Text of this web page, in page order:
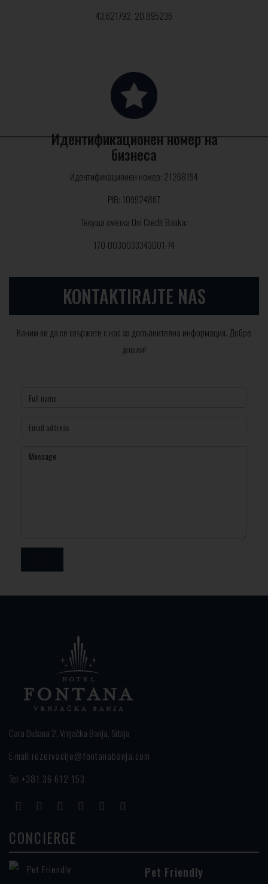
43.621792, 20.895236
Идентификационен номер на
бизнеса
Идентификационен номер: 21268194
PIB: 109924867
Текуща сметка Uni Credit Banka:
170-0030033343001-74
KONTAKTIRAJTE NAS
Каним ви да се свържете с нас за допълнителна информация. Добре
дошли!
Cara Dušana 2, Vrnjačka Banja, Srbija
E-mail: rezervacije@fontanabanja.com
Tel: +381 36 612 153
CONCIERGE
Pet Friendly
×